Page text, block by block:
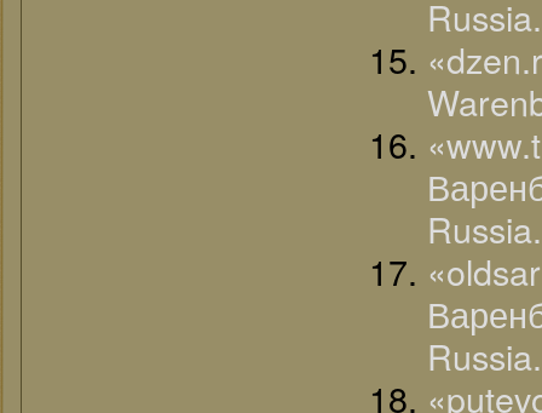
Russia.
Russia.
Russia.